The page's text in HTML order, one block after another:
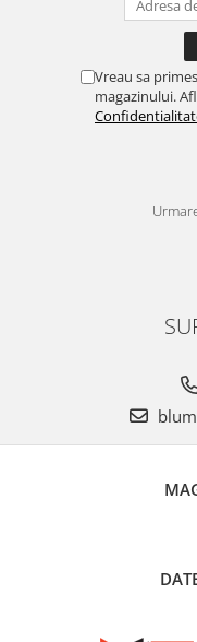
Vreau sa
magazinului.